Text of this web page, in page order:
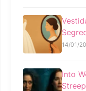
14/01/
Into